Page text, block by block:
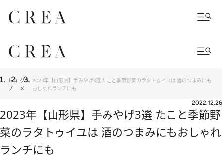
トッ
プ
グル
メ
2023年【山形県】手みやげ3選 たこと季節野菜のラタトゥイユは 酒のつまみにも
おしゃれランチにも
2022.12.26
2023年【山形県】手みやげ3選 たこと季節野
菜のラタトゥイユは 酒のつまみにもおしゃれ
ランチにも